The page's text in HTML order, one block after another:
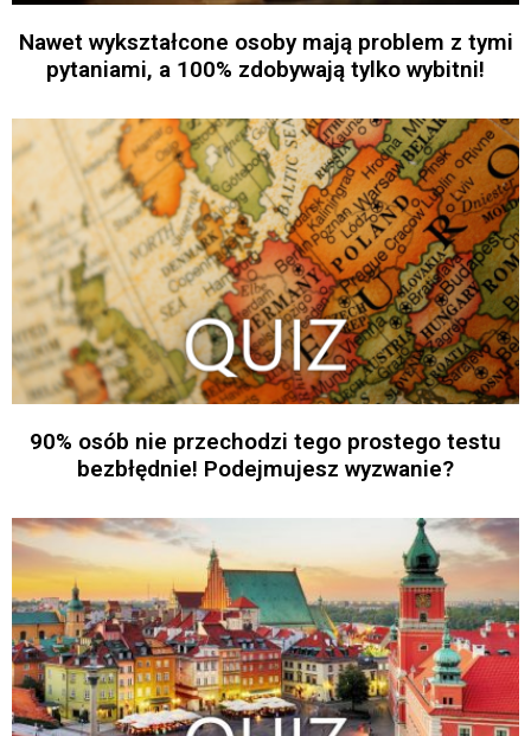
Nawet wykształcone osoby mają problem z tymi
pytaniami, a 100% zdobywają tylko wybitni!
90% osób nie przechodzi tego prostego testu
bezbłędnie! Podejmujesz wyzwanie?